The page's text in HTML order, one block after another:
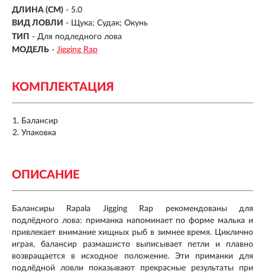
ДЛИНА (СМ) - 5.0
ВИД ЛОВЛИ - Щука; Судак; Окунь
ТИП - Для подледного лова
МОДЕЛЬ - Jigging Rap
КОМПЛЕКТАЦИЯ
Балансир
Упаковка
ОПИСАНИЕ
Балансиры Rapala Jigging Rap рекомендованы для
подлёдного лова: приманка напоминает по форме малька и
привлекает внимание хищных рыб в зимнее время. Циклично
играя, балансир размашисто выписывает петли и плавно
возвращается в исходное положение. Эти приманки для
подлёдной ловли показывают прекрасные результаты при